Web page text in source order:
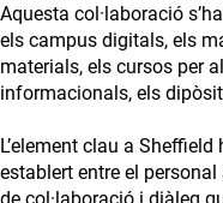
Aquesta col·laboració
els campus digitals, els
materials, els cursos per
informacionals, els
L’element clau a
establert entre el
de col·laboració i diàleg